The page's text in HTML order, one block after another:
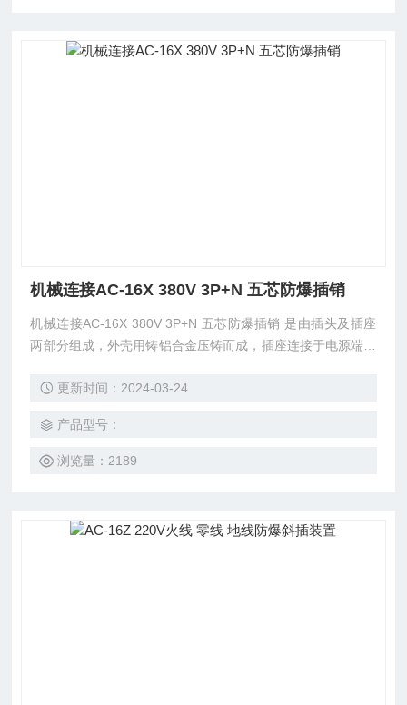
机械连接AC-16X 380V 3P+N 五芯防爆插销
机械连接AC-16X 380V 3P+N 五芯防爆插销 是由插头及插座
两部分组成，外壳用铸铝合金压铸而成，插座连接于电源端，
部分，并带有快速切换开关。防爆插销分为防爆隔爆型插头插
更新时间：2024-03-24
产品型号：
浏览量：2189